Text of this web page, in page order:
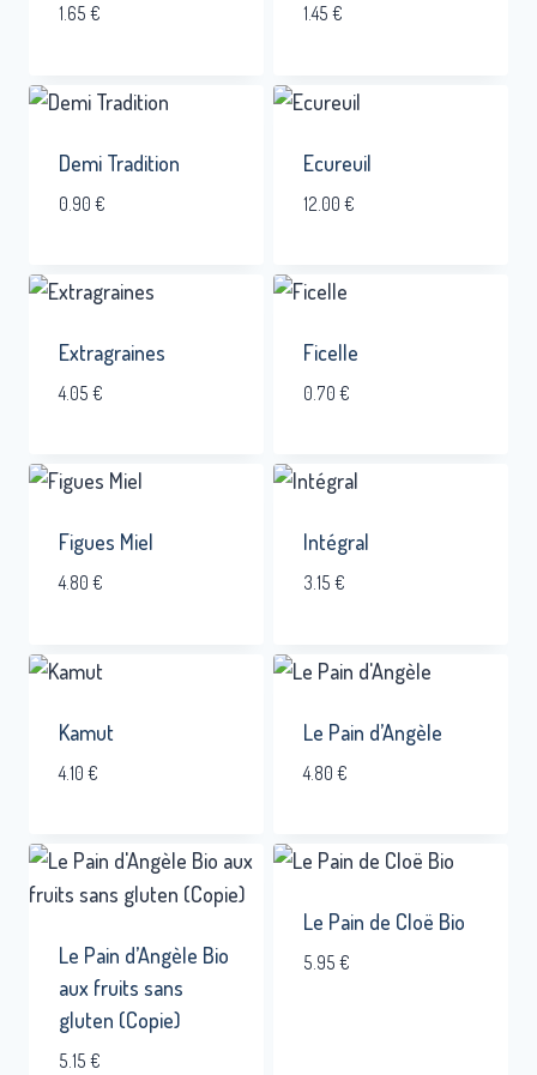
1.65 € 1.45 €
Demi Tradition
0.90 €
Ecureuil
12.00 €
Extragraines
4.05 €
Ficelle
0.70 €
Figues Miel
4.80 €
Intégral
3.15 €
Kamut
4.10 €
Le Pain d’Angèle
4.80 €
Le Pain d’Angèle Bio
aux fruits sans
gluten (Copie)
5.15 €
Le Pain de Cloë Bio
5.95 €